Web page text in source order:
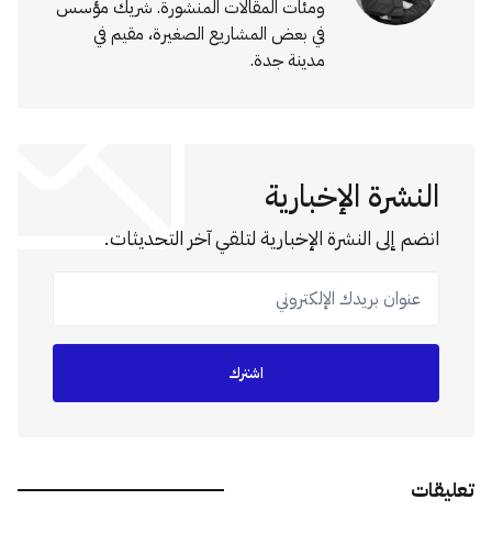
ومئات المقالات المنشورة. شريك مؤسس
في بعض المشاريع الصغيرة، مقيم في
مدينة جدة.
النشرة الإخبارية
انضم إلى النشرة الإخبارية لتلقي آخر التحديثات.
عنوان بريدك الإلكتروني
اشترك
تعليقات